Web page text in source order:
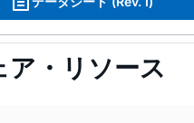
ア・リソース